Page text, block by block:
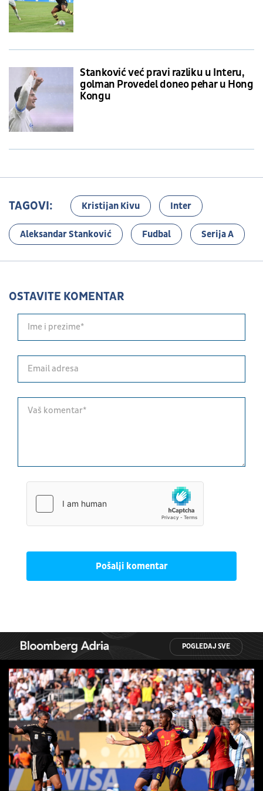
Stanković već pravi razliku u Interu,
golman Provedel doneo pehar u Hong
Kongu
TAGOVI: Kristijan Kivu Inter
Aleksandar Stanković Fudbal Serija A
OSTAVITE KOMENTAR
Pošalji komentar
POGLEDAJ SVE